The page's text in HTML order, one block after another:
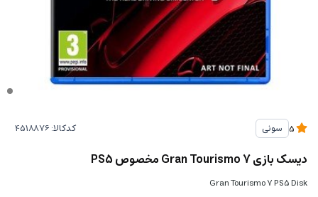
سونی کدکالا:
دیسک بازی Gran Tourismo 7 مخصوص PS5
Gran Tourismo 7 PS5 Disk